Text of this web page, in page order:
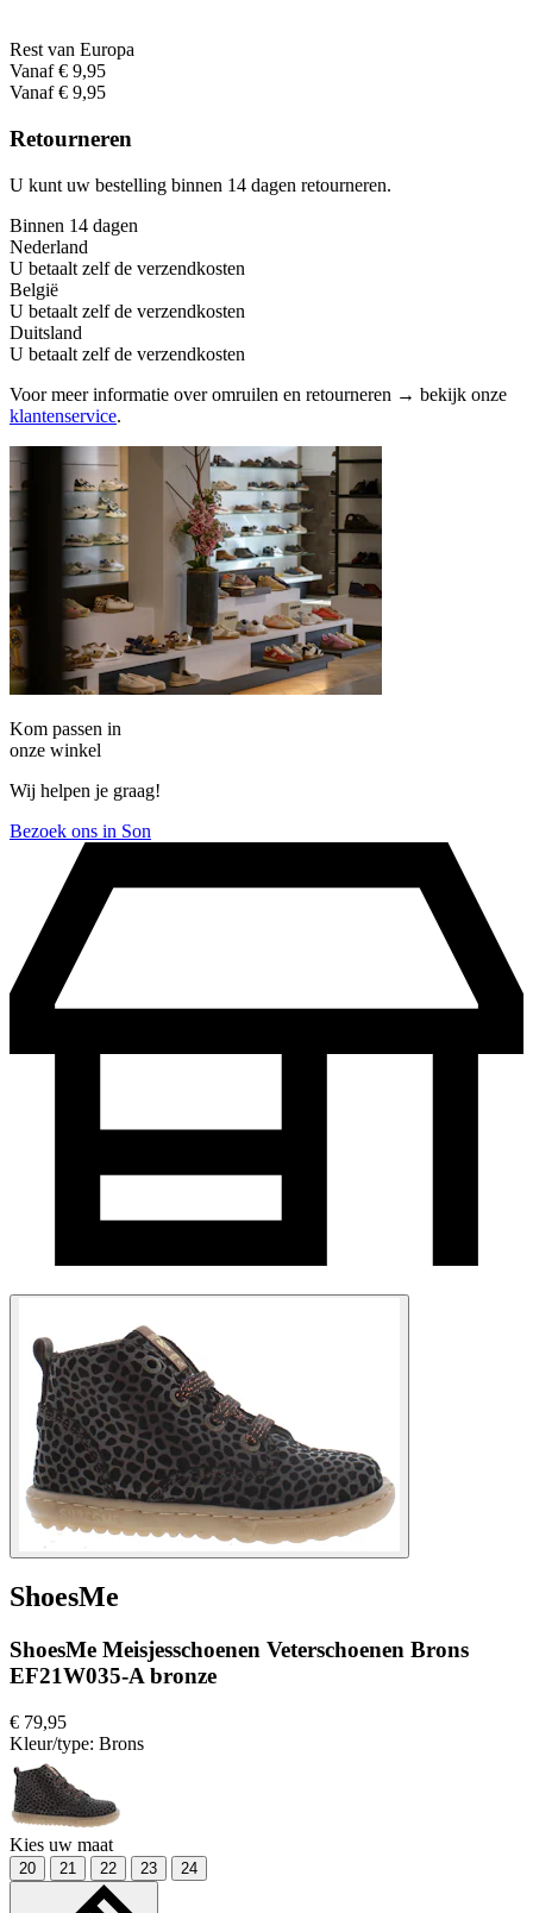
Rest van Europa
Vanaf € 9,95
Vanaf € 9,95
Retourneren
U kunt uw bestelling binnen 14 dagen retourneren.
Binnen 14 dagen
Nederland
U betaalt zelf de verzendkosten
België
U betaalt zelf de verzendkosten
Duitsland
U betaalt zelf de verzendkosten
Voor meer informatie over omruilen en retourneren → bekijk onze
klantenservice.
Kom passen in
onze winkel
Wij helpen je graag!
Bezoek ons in Son
ShoesMe
ShoesMe Meisjesschoenen Veterschoenen Brons
EF21W035-A bronze
€ 79,95
Kleur/type: Brons
Kies uw maat
20 21 22 23 24